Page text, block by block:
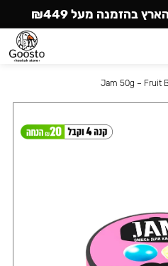
Jam 50g – Fruit
בהזמנה מעל ₪449